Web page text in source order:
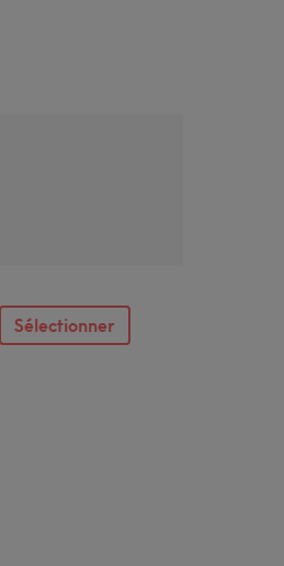
Sélectionner